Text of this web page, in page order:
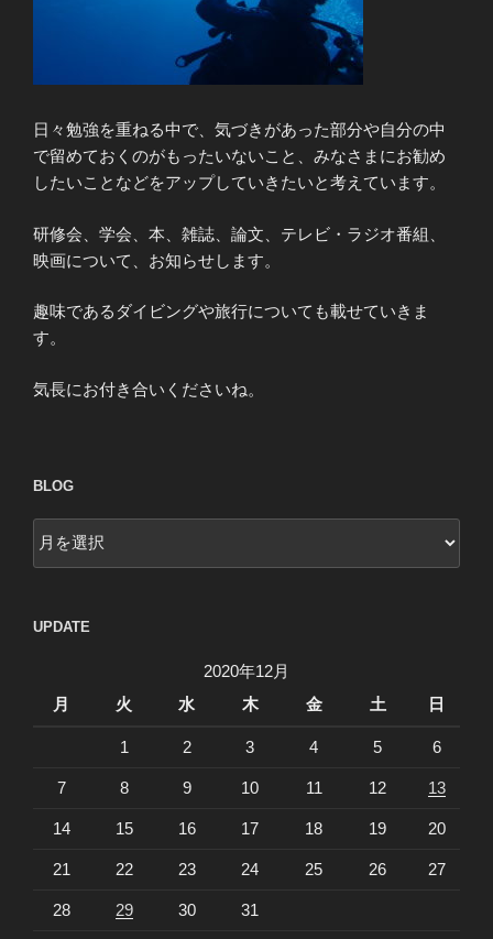
日々勉強を重ねる中で、気づきがあった部分や自分の中
で留めておくのがもったいないこと、みなさまにお勧め
したいことなどをアップしていきたいと考えています。
研修会、学会、本、雑誌、論文、テレビ・ラジオ番組、
映画について、お知らせします。
趣味であるダイビングや旅行についても載せていきま
す。
気長にお付き合いくださいね。
BLOG
UPDATE
2020年12月
月
火 水 木 金 土 日
1 2 3 4 5 6
7 8 9 10 11 12 13
14 15 16 17 18 19 20
21 22 23 24 25 26 27
28 29 30 31